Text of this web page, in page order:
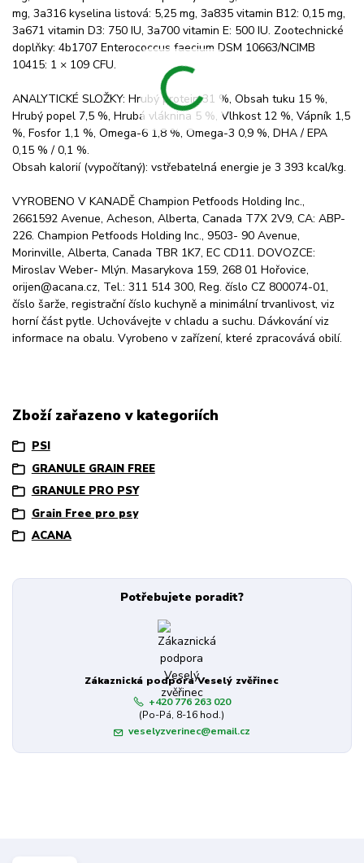
mg, 3a316 kyselina listová: 5,25 mg, 3a835 vitamin B12: 0,15 mg,
3a671 vitamin D3: 750 IU, 3a700 vitamin E: 500 IU. Zootechnické
doplňky: 4b1707 Enterococcus faecium DSM 10663/NCIMB
10415: 1 × 109 CFU.
ANALYTICKÉ SLOŽKY: Hrubý protein 31 %, Obsah tuku 15 %,
Hrubý popel 7,5 %, Hrubá vláknina 5 %, Vlhkost 12 %, Vápník 1,5
%, Fosfor 1,1 %, Omega-6 1,8 %, Omega-3 0,9 %, DHA / EPA
0,15 % / 0,1 %.
Obsah kalorií (vypočítaný): vstřebatelná energie je 3 393 kcal/kg.
VYROBENO V KANADĚ Champion Petfoods Holding Inc.,
2661592 Avenue, Acheson, Alberta, Canada T7X 2V9, CA: ABP-
226. Champion Petfoods Holding Inc., 9503- 90 Avenue,
Morinville, Alberta, Canada TBR 1K7, EC CD11. DOVOZCE:
Miroslav Weber- Mlýn. Masarykova 159, 268 01 Hořovice,
orijen@acana.cz, Tel.: 311 514 300, Reg. číslo CZ 800074-01,
číslo šarže, registrační číslo kuchyně a minimální trvanlivost, viz
horní část pytle. Uchovávejte v chladu a suchu. Dávkování viz
informace na obalu. Vyrobeno v zařízení, které zpracovává obilí.
Zboží zařazeno v kategoriích
PSI
GRANULE GRAIN FREE
GRANULE PRO PSY
Grain Free pro psy
ACANA
Potřebujete poradit?
Zákaznická podpora Veselý zvěřinec
+420 776 263 020
(Po-Pá, 8-16 hod.)
veselyzverinec@email.cz